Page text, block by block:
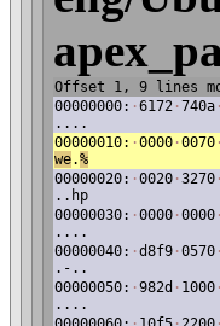
Offset 1, 9 lines
00000000: ·6172 ·740a ·
....
00000010: ·0000 ·0070 ·
we.%
00000020: ·0020 ·3270 ·
..hp
00000030: ·0000 ·0000 ·
....
00000040: ·d8f9 ·0570 ·
.-..
00000050: ·982d · 1000 ·
....